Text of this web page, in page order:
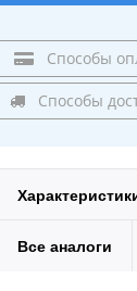
Способы
Способы
Все аналоги